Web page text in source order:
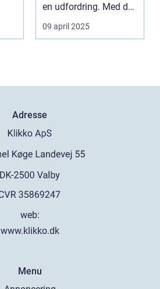
en udfordring. Med de
mange g...
09 april 2025
Adresse
web:
www.klikko.dk
Menu